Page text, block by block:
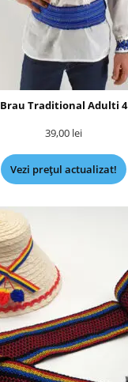
Brau Traditional Adulti 4
39,00 lei
Vezi prețul actualizat!